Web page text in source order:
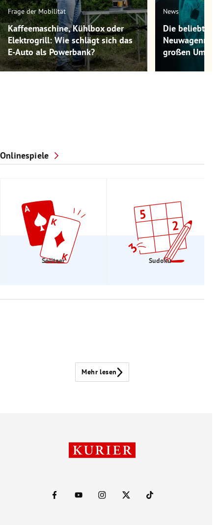
Frage der Mobilität
Kaffeemaschine, Kühlbox oder
Elektrogrill: Wie schlägt sich das
E-Auto als Powerbank?
News
Die
großen
Onlinespiele
Solitaer Sudoku
Mehr lesen